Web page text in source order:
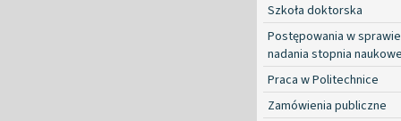
Szkoła doktorska
Postępowania w sprawie
nadania stopnia
Praca w Politechnice
Zamówienia publiczne